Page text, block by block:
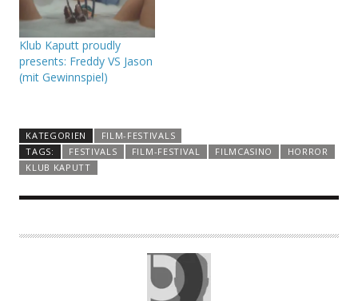
Klub Kaputt proudly
presents: Freddy VS Jason
(mit Gewinnspiel)
KATEGORIEN
FILM-FESTIVALS
TAGS:
FESTIVALS FILM-FESTIVAL FILMCASINO
HORROR
KLUB KAPUTT